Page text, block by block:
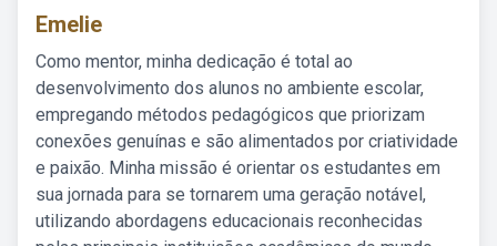
Emelie
Como mentor, minha dedicação é total ao
desenvolvimento dos alunos no ambiente escolar,
empregando métodos pedagógicos que priorizam
conexões genuínas e são alimentados por criatividade
e paixão. Minha missão é orientar os estudantes em
sua jornada para se tornarem uma geração notável,
utilizando abordagens educacionais reconhecidas